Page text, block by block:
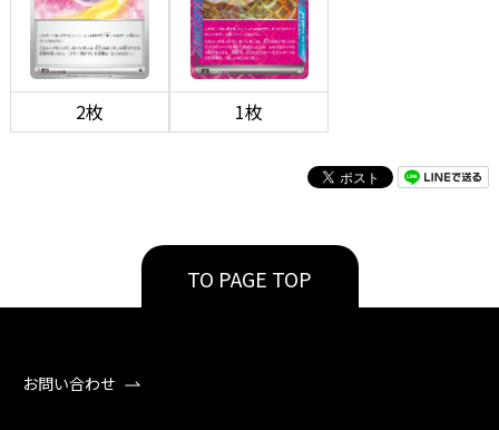
2枚 1枚
TO PAGE TOP
お問い合わせ